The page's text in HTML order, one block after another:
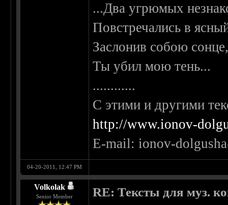
...Два угрюмых
Повстречались в
Заслонив собою
Ты убил мою тень...
............
С этими и другими
http://www.ionov-
E-mail: ionov-
04-20-2011, 12:47 PM
Volkolak
Senior Member RE: Тексты для муз.